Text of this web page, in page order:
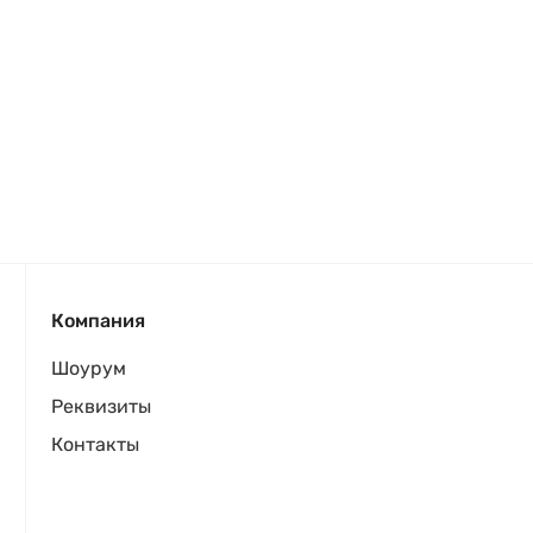
Компания
Шоурум
Реквизиты
Контакты